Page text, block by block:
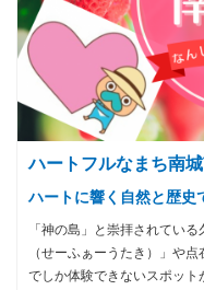
ハートフルなまち南
ハートに響く自然と歴史
「神の島」と崇拝されてい
（せーふぁーうたき）」や
でしか体験できないスポッ